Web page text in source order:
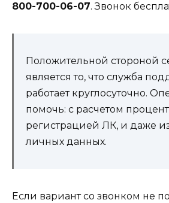
800-700-06-07. Звонок
Положительной стороной
является то, что служба
работает круглосуточно.
помочь: с расчетом
регистрацией ЛК, и даже
личных данных.
Если вариант со звонком не